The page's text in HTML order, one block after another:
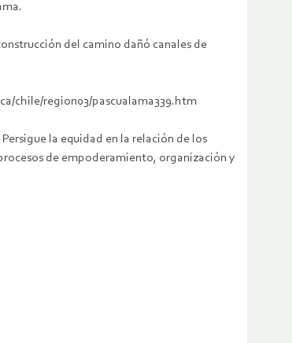
del camino dañó canales de
chile/region03/pascualama339.htm
la equidad en la relación de los
de empoderamiento, organización y